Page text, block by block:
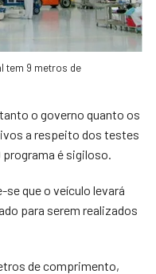
tem 9 metros de
o governo quanto os
a respeito dos testes
programa é sigiloso.
que o veículo levará
para serem realizados
de comprimento,